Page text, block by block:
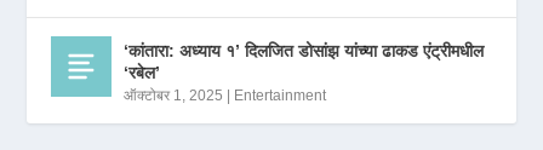
‘कांतारा: अध्याय १’ दिलजित डोसांझ यांच्या ढाकड एंट्रीमधील
‘रबेल’
ऑक्टोबर 1, 2025 | Entertainment